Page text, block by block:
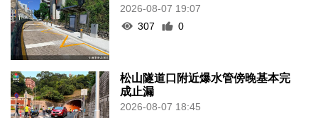
2026-08-07 19:07
307
0
松山隧道口附近爆水管傍晚基本完
成止漏
2026-08-07 18:45